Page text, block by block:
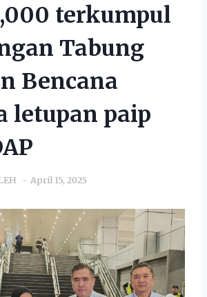
terkumpul
Tabung
Bencana
letupan paip
April 15, 2025